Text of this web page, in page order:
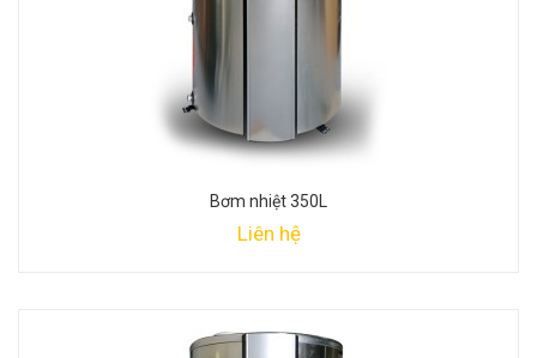
Bơm nhiệt 350L
Liên hệ